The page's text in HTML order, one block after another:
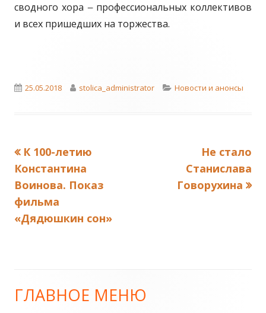
сводного хора ‒ профессиональных коллективов
и всех пришедших на торжества.
Published
25.05.2018 Author
stolica_administrator Categories
Новости и анонсы
Навигация
по
записям
Previous
article:
К 100-летию
Константина
Воинова. Показ
фильма
«Дядюшкин сон»
Next
article:
Не стало
Станислава
Говорухина
Main
ГЛАВНОЕ МЕНЮ